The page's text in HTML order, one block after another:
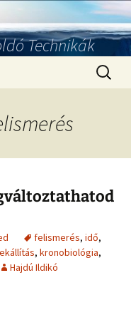
Technikák
felismerés, idő,
, kronobiológia,
Hajdú Ildikó